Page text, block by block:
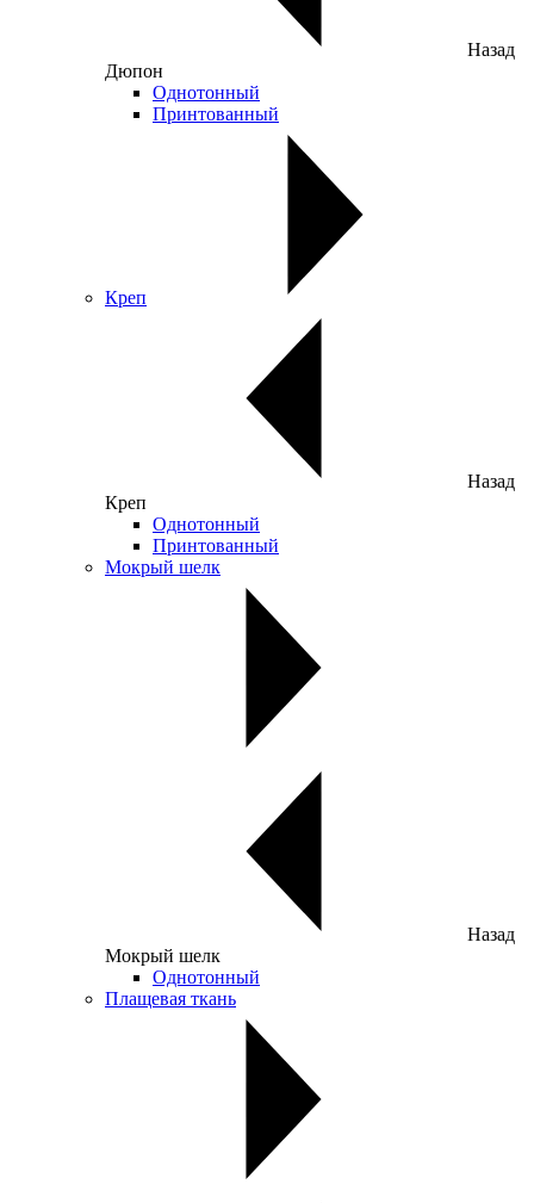
Назад
Дюпон
Однотонный
Принтованный
Креп
Назад
Креп
Однотонный
Принтованный
Мокрый шелк
Назад
Мокрый шелк
Однотонный
Плащевая ткань